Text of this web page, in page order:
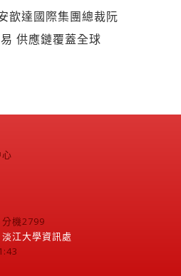
歆達國際集團總裁阮
供應鏈覆蓋全球
機2799
淡江大學資訊處